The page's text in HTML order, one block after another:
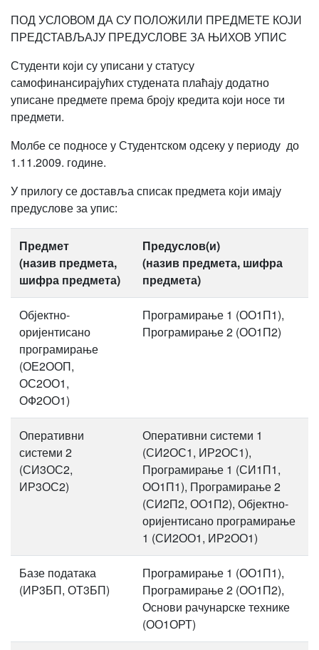
ПОД УСЛОВОМ ДА СУ ПОЛОЖИЛИ ПРЕДМЕТЕ КОЈИ
ПРЕДСТАВЉАЈУ ПРЕДУСЛОВЕ ЗА ЊИХОВ УПИС
Студенти који су уписани у статусу
самофинансирајућих студената плаћају додатно
уписане предмете према броју кредита који носе ти
предмети.
Молбе се подносе у Студентском одсеку у периоду до
1.11.2009. године.
У прилогу се доставља списак предмета који имају
предуслове за упис:
Предмет
(назив предмета,
шифра предмета)
Предуслов(и)
(назив предмета, шифра
предмета)
Објектно-
оријентисано
програмирање
(ОЕ2ООП,
ОС2ОО1,
ОФ2ОО1)
Програмирање 1 (ОО1П1),
Програмирање 2 (ОО1П2)
Оперативни
системи 2
(СИ3ОС2,
ИР3ОС2)
Оперативни системи 1
(СИ2ОС1, ИР2ОС1),
Програмирање 1 (СИ1П1,
ОО1П1), Програмирање 2
(СИ2П2, ОО1П2), Објектно-
оријентисано програмирање
1 (СИ2ОО1, ИР2ОО1)
Базе података
(ИР3БП, ОТ3БП)
Програмирање 1 (ОО1П1),
Програмирање 2 (ОО1П2),
Основи рачунарске технике
(ОО1ОРТ)